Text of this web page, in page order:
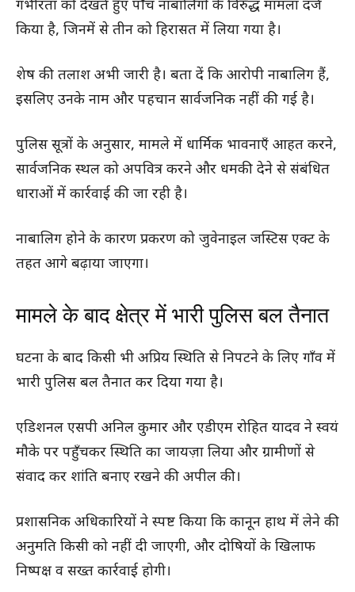
गंभीरता को देखते हुए पाँच नाबालिगों के विरुद्ध मामला दर्ज
किया है, जिनमें से तीन को हिरासत में लिया गया है।
शेष की तलाश अभी जारी है। बता दें कि आरोपी नाबालिग हैं,
इसलिए उनके नाम और पहचान सार्वजनिक नहीं की गई है।
पुलिस सूत्रों के अनुसार, मामले में धार्मिक भावनाएँ आहत करने,
सार्वजनिक स्थल को अपवित्र करने और धमकी देने से संबंधित
धाराओं में कार्रवाई की जा रही है।
नाबालिग होने के कारण प्रकरण को जुवेनाइल जस्टिस एक्ट के
तहत आगे बढ़ाया जाएगा।
मामले के बाद क्षेत्र में भारी पुलिस बल तैनात
घटना के बाद किसी भी अप्रिय स्थिति से निपटने के लिए गाँव में
भारी पुलिस बल तैनात कर दिया गया है।
एडिशनल एसपी अनिल कुमार और एडीएम रोहित यादव ने स्वयं
मौके पर पहुँचकर स्थिति का जायज़ा लिया और ग्रामीणों से
संवाद कर शांति बनाए रखने की अपील की।
प्रशासनिक अधिकारियों ने स्पष्ट किया कि कानून हाथ में लेने की
अनुमति किसी को नहीं दी जाएगी, और दोषियों के खिलाफ
निष्पक्ष व सख्त कार्रवाई होगी।